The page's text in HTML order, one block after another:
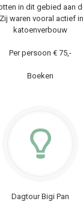
in dit gebied aan
waren vooral actief
katoenverbouw
Per persoon € 75,-
Boeken
Dagtour Bigi Pan